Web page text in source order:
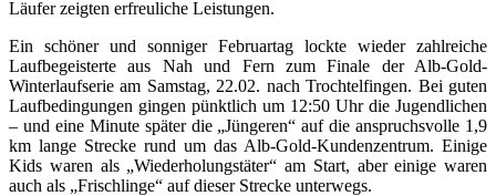
Läufer zeigten erfreuliche Leistungen.
Ein schöner und sonniger Februartag lockte wieder zahlreiche
Laufbegeisterte aus Nah und Fern zum Finale der Alb-Gold-
Winterlaufserie am Samstag, 22.02. nach Trochtelfingen. Bei guten
Laufbedingungen gingen pünktlich um 12:50 Uhr die Jugendlichen
– und eine Minute später die „Jüngeren“ auf die anspruchsvolle 1,9
km lange Strecke rund um das Alb-Gold-Kundenzentrum. Einige
Kids waren als „Wiederholungstäter“ am Start, aber einige waren
auch als „Frischlinge“ auf dieser Strecke unterwegs.